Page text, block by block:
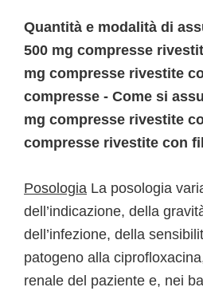
Quantità e modalità di
500 mg compresse
mg compresse rivestite
compresse - Come si
mg compresse rivestite
compresse rivestite con
Posologia La posologia
dell’indicazione, della
dell’infezione, della
patogeno alla
renale del paziente e, nei